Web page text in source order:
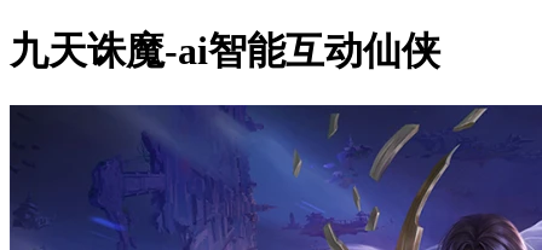
九天诛魔-ai智能互动仙侠